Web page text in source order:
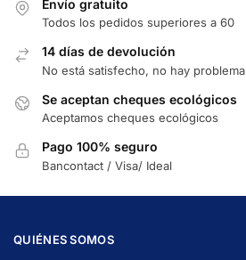
Envío gratuito
Todos los pedidos superiores a 60
14 días de devolución
No está satisfecho, no hay problema
Se aceptan cheques ecológicos
Aceptamos cheques ecológicos
Pago 100% seguro
Bancontact / Visa/ Ideal
QUIÉNES SOMOS